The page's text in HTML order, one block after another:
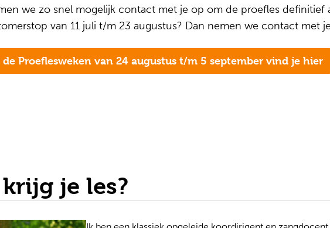
we zo snel mogelijk contact met je op om de proefles definitief
van 11 juli t/m 23 augustus? Dan nemen we contact met
Proeflesweken van 24 augustus t/m 5 september vind je hier
je les?